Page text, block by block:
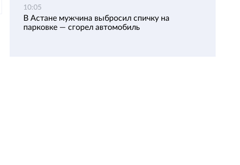
10:05
В Астане мужчина выбросил спичку на
парковке — сгорел автомобиль